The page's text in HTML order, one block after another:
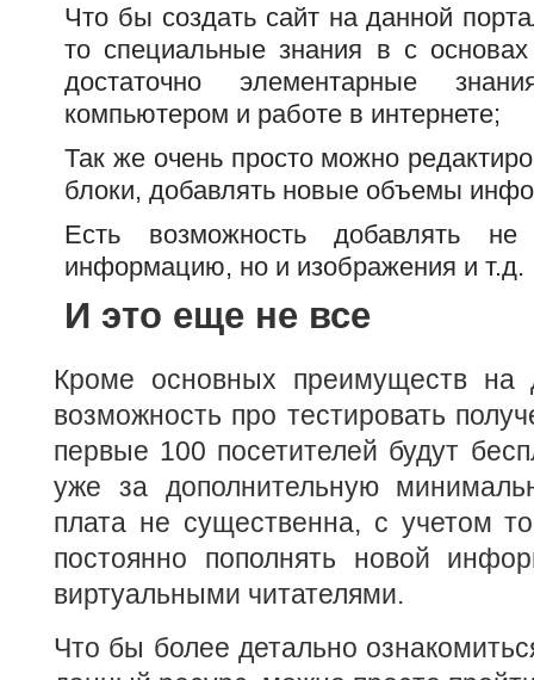
Что бы создать сайт на данной
то специальные знания в с
достаточно элементарные
компьютером и работе в интернете;
Так же очень просто можно
блоки, добавлять новые объемы
Есть возможность добавлять не
информацию, но и изображения и т.д.
И это еще не все
Кроме основных преимуществ на
возможность про тестировать
первые 100 посетителей будут
уже за дополнительную
плата не существенна, с учетом
постоянно пополнять новой
виртуальными читателями.
Что бы более детально